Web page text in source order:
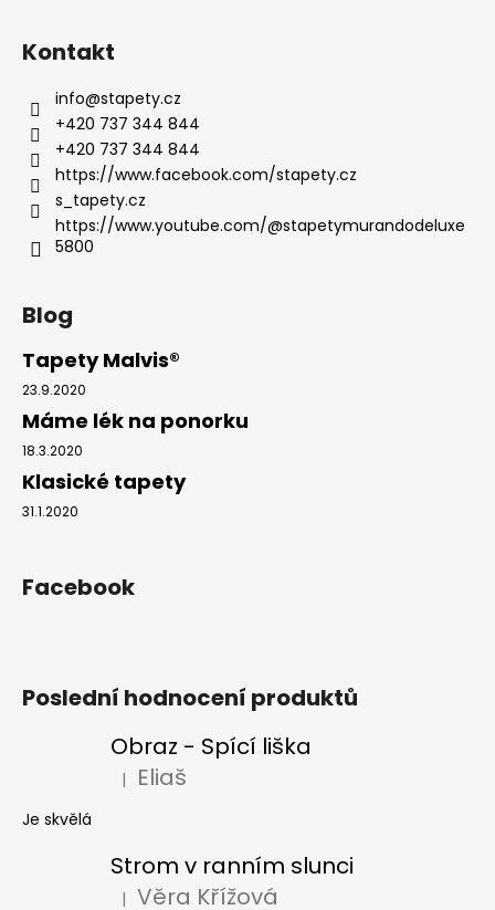
Kontakt
info@stapety.cz
+420 737 344 844
+420 737 344 844
https://www.facebook.com/stapety.cz
s_tapety.cz
https://www.youtube.com/@stapetymurandodeluxe
5800
Blog
Tapety Malvis®
23.9.2020
Máme lék na ponorku
18.3.2020
Klasické tapety
31.1.2020
Facebook
Poslední hodnocení produktů
Obraz - Spící liška
Hodnocení produktu je 5 z 5 hvězdiček.
| Eliaš
Je skvělá
Strom v ranním slunci
| Věra Křížová